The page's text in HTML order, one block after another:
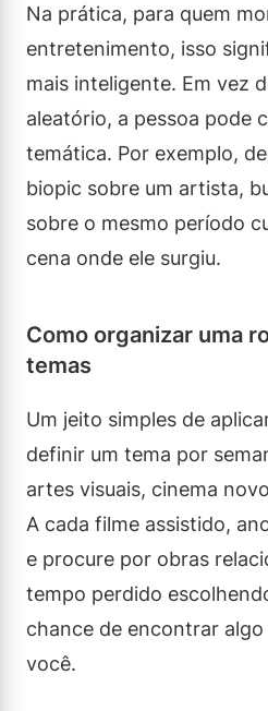
Na prática, para quem
entretenimento, isso
mais inteligente. Em vez
aleatório, a pessoa pode
temática. Por exemplo,
biopic sobre um artista,
sobre o mesmo período
cena onde ele surgiu.
Como organizar uma
temas
Um jeito simples de
definir um tema por
artes visuais, cinema
A cada filme assistido,
e procure por obras
tempo perdido
chance de encontrar
você.